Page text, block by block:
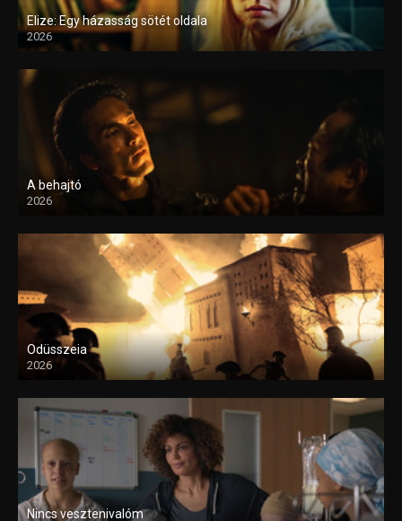
Elize: Egy házasság sötét oldala
2026
A behajtó
2026
Odüsszeia
2026
Nincs vesztenivalóm